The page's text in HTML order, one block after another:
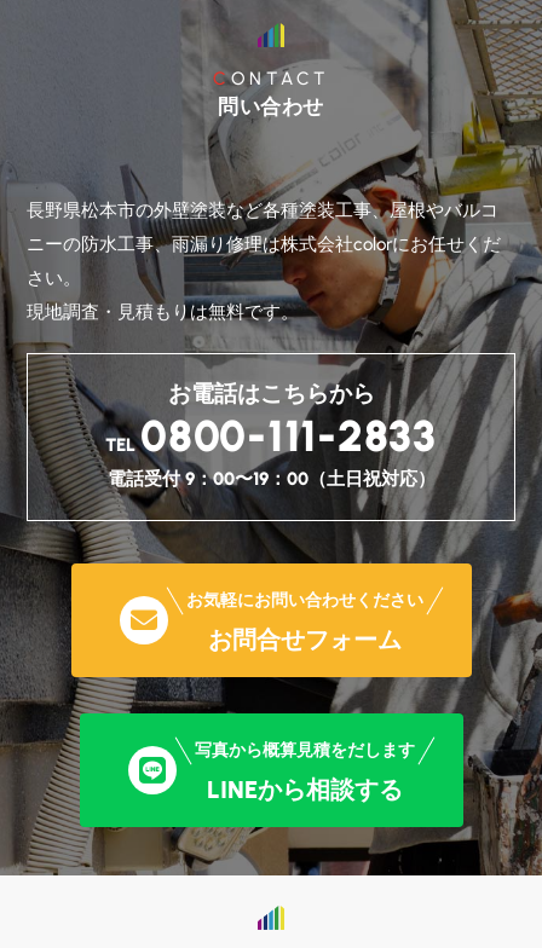
CONTACT
問い合わせ
長野県松本市の外壁塗装など各種塗装工事、屋根やバルコ
ニーの防水工事、雨漏り修理は株式会社colorにお任せくだ
さい。
現地調査・見積もりは無料です。
お電話はこちらから
TEL0800-111-2833
電話受付 9：00〜19：00（土日祝対応）
お気軽にお問い合わせください
お問合せフォーム
写真から概算見積をだします
LINEから相談する